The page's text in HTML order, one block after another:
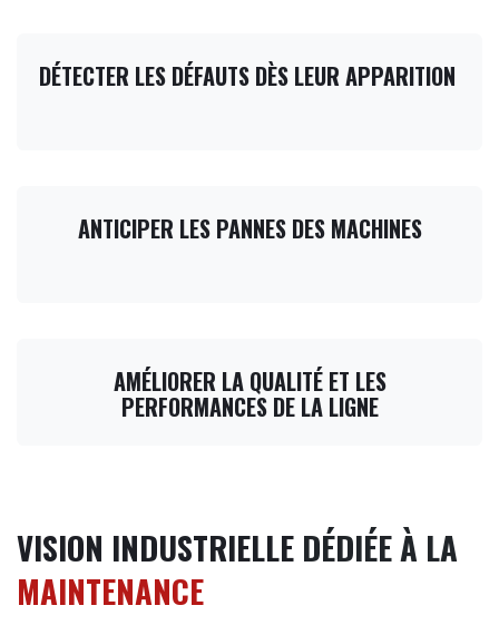
DÉTECTER LES DÉFAUTS DÈS LEUR APPARITION
ANTICIPER LES PANNES DES MACHINES
AMÉLIORER LA QUALITÉ ET LES
PERFORMANCES DE LA LIGNE
VISION INDUSTRIELLE DÉDIÉE À LA
MAINTENANCE